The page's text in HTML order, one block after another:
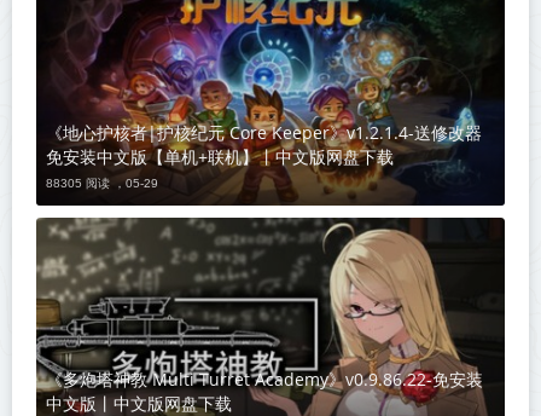
《地心护核者|护核纪元 Core Keeper》v1.2.1.4-送修改器
免安装中文版【单机+联机】丨中文版网盘下载
88305 阅读 ，05-29
《多炮塔神教 Multi Turret Academy》v0.9.86.22-免安装
中文版丨中文版网盘下载